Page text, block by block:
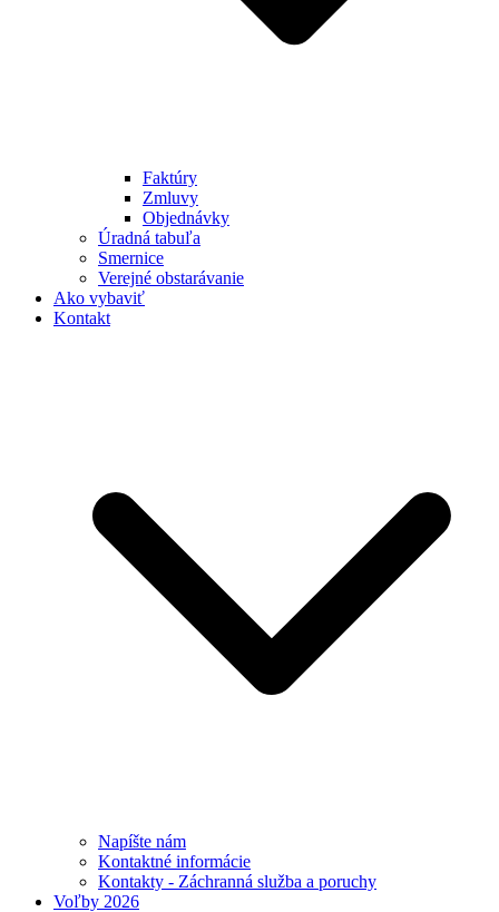
Faktúry
Zmluvy
Objednávky
Úradná tabuľa
Smernice
Verejné obstarávanie
Ako vybaviť
Kontakt
Napíšte nám
Kontaktné informácie
Kontakty - Záchranná služba a poruchy
Voľby 2026